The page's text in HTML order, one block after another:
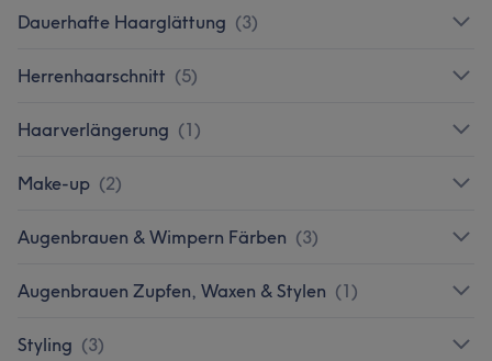
Dauerhafte Haarglättung (3)
Herrenhaarschnitt (5)
Haarverlängerung (1)
Make-up (2)
Augenbrauen & Wimpern Färben (3)
Augenbrauen Zupfen, Waxen & Stylen (1)
Styling (3)